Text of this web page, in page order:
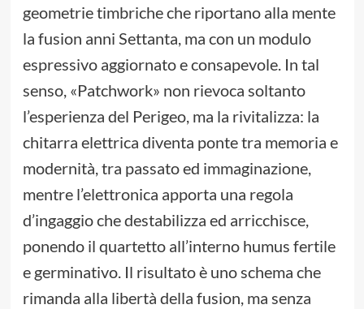
geometrie timbriche che riportano alla mente
la fusion anni Settanta, ma con un modulo
espressivo aggiornato e consapevole. In tal
senso, «Patchwork» non rievoca soltanto
l’esperienza del Perigeo, ma la rivitalizza: la
chitarra elettrica diventa ponte tra memoria e
modernità, tra passato ed immaginazione,
mentre l’elettronica apporta una regola
d’ingaggio che destabilizza ed arricchisce,
ponendo il quartetto all’interno humus fertile
e germinativo. Il risultato è uno schema che
rimanda alla libertà della fusion, ma senza